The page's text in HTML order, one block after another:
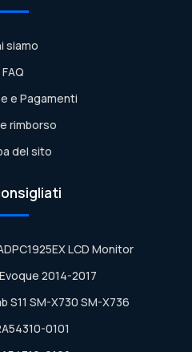
siamo
FAQ
e Pagamenti
rimborso
del sito
LCD Monitor
2014-2017
S11 SM-X730 SM-X736
0101